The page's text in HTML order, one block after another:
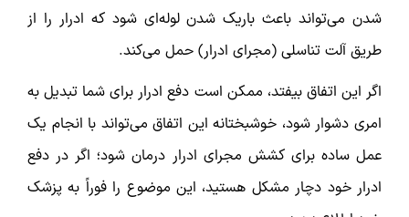
شدن می‌تواند باعث باریک شدن لوله‌ای شود که ادرار را از
طریق آلت تناسلی (مجرای ادرار) حمل می‌کند.
اگر این اتفاق بیفتد‌، ممکن است دفع ادرار برای شما تبدیل به
امری دشوار شود، خوشبختانه این اتفاق می‌تواند با انجام یک
عمل ساده برای کشش مجرای ادرار درمان شود؛ اگر در دفع
ادرار خود دچار مشکل هستید، این موضوع را فوراً به پزشک